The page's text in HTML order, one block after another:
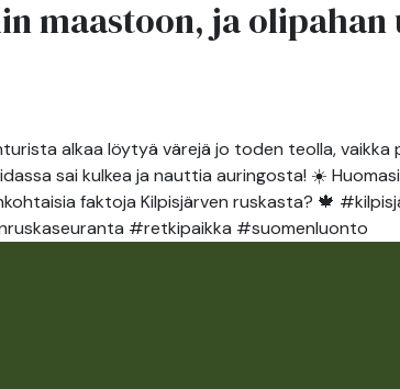
TRAIL
maastoon, ja olipahan
alkaa löytyä värejä jo toden teolla, vaikka
sai kulkea ja nauttia auringosta! ☀️
faktoja Kilpisjärven ruskasta? 🍁
#retkipaikka #suomenluonto